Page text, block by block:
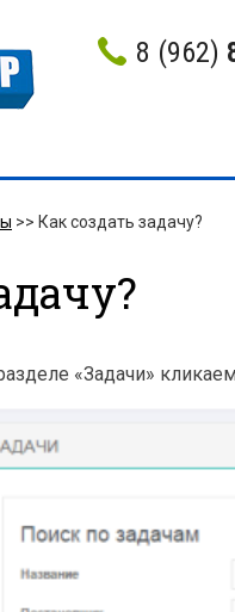
8 (962)
>> Как создать задачу?
«Задачи»